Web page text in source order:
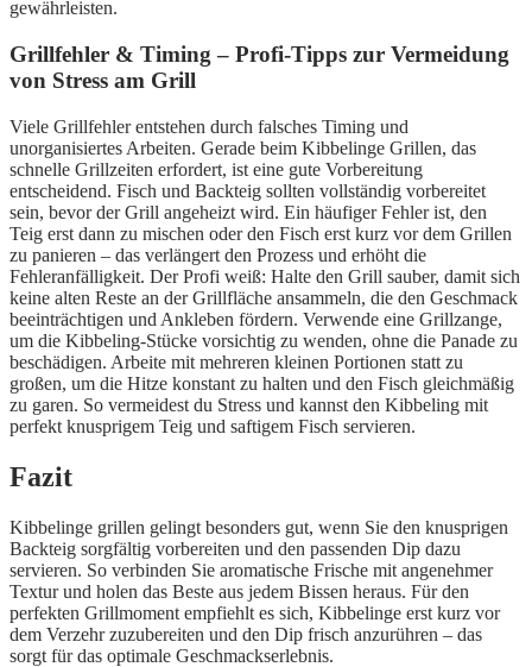
gewährleisten.
Grillfehler & Timing – Profi-Tipps zur Vermeidung
von Stress am Grill
Viele Grillfehler entstehen durch falsches Timing und
unorganisiertes Arbeiten. Gerade beim Kibbelinge Grillen, das
schnelle Grillzeiten erfordert, ist eine gute Vorbereitung
entscheidend. Fisch und Backteig sollten vollständig vorbereitet
sein, bevor der Grill angeheizt wird. Ein häufiger Fehler ist, den
Teig erst dann zu mischen oder den Fisch erst kurz vor dem Grillen
zu panieren – das verlängert den Prozess und erhöht die
Fehleranfälligkeit. Der Profi weiß: Halte den Grill sauber, damit sich
keine alten Reste an der Grillfläche ansammeln, die den Geschmack
beeinträchtigen und Ankleben fördern. Verwende eine Grillzange,
um die Kibbeling-Stücke vorsichtig zu wenden, ohne die Panade zu
beschädigen. Arbeite mit mehreren kleinen Portionen statt zu
großen, um die Hitze konstant zu halten und den Fisch gleichmäßig
zu garen. So vermeidest du Stress und kannst den Kibbeling mit
perfekt knusprigem Teig und saftigem Fisch servieren.
Fazit
Kibbelinge grillen gelingt besonders gut, wenn Sie den knusprigen
Backteig sorgfältig vorbereiten und den passenden Dip dazu
servieren. So verbinden Sie aromatische Frische mit angenehmer
Textur und holen das Beste aus jedem Bissen heraus. Für den
perfekten Grillmoment empfiehlt es sich, Kibbelinge erst kurz vor
dem Verzehr zuzubereiten und den Dip frisch anzurühren – das
sorgt für das optimale Geschmackserlebnis.